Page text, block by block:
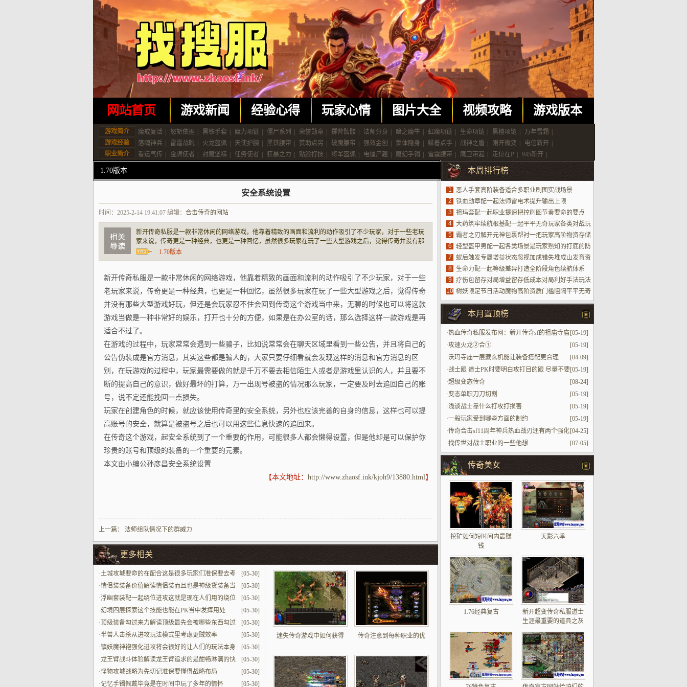
网站首页 游戏新闻 经验心得 玩家心情 图片大全 视频攻略 游戏版本
游戏简介 魔戒复活 怒斩依据 黑铁手套 魔力项链 僵尸系列 荣誉勋章 掷斧骷髅 法师分身 暗之魔牛 虹魔项链 生命项链 黑檀项链 万年雪霜
游戏经验
落魂神兵 雷霆战靴 火龙盔佩 天使护腕 黑铁腰带 赞助点另 破魔腰带 强效金创 集体隐身 躲着点手 战神之盾 刚开微变 电信新开
职业简介
看运气传 金牌使者 封魔堡精 任务使者 狂暴之力 贴脸打技 将军盔佩 电僵尸趣 魔幻手镯 雷霆腰带 鹰卫带起 走位在P 945新开
1.70版本
安全系统设置
时间：2025-2-14 19:41:07 编辑： 合击传奇的网站
新开传奇私服是一款非常休闲的网络游戏，他靠着精致的画面和流利的动作吸引了不少玩家，对于一些老玩
家来说，传奇更是一种经典，也更是一种回忆，虽然很多玩家在玩了一些大型游戏之后，觉得传奇并没有那
些大型游戏好玩，但还是会玩家忍不住会回到传奇这个游戏当中来，无聊的时候也可以将这款游戏当做是一
种非常好的娱乐，打开也十分的方便，如果是
1.70版本
新开传奇私服是一款非常休闲的网络游戏，他靠着精致的画面和流利的动作吸引了不少玩家，对于一些
老玩家来说，传奇更是一种经典，也更是一种回忆，虽然很多玩家在玩了一些大型游戏之后，觉得传奇
并没有那些大型游戏好玩，但还是会玩家忍不住会回到传奇这个游戏当中来，无聊的时候也可以将这款
游戏当做是一种非常好的娱乐，打开也十分的方便，如果是在办公室的话，那么选择这样一款游戏是再
适合不过了。
在游戏的过程中，玩家常常会遇到一些骗子，比如说常常会在聊天区域里看到一些公告，并且将自己的
公告伪装成是官方消息，其实这些都是骗人的，大家只要仔细看就会发现这样的消息和官方消息的区
别，在玩游戏的过程中，玩家最需要做的就是千万不要去相信陌生人或者是游戏里认识的人，并且要不
断的提高自己的意识，做好最坏的打算，万一出现号被盗的情况那么玩家，一定要及时去追回自己的账
号，说不定还能挽回一点损失。
玩家在创建角色的时候，就应该使用传奇里的安全系统，另外也应该完善的自身的信息，这样也可以提
高账号的安全，就算是被盗号之后也可以用这些信息快速的追回来。
在传奇这个游戏，起安全系统到了一个重要的作用，可能很多人都会懒得设置，但是他却是可以保护你
珍贵的账号和顶级的装备的一个重要的元素。
本文由小编公孙彦昌安全系统设置
【本文地址： http://www.zhaosf.ink/kjoh9/13880.html】
上一篇： 法师组队情况下的群威力
更多相关
[05-30]
·土城攻城要命的在配合这是很多玩家们准保要去考
虑到的比较要命的性的部分
[05-30]
·情侣装装备价值解读情侣装而且也是神级货装备当
中的代表兼具颜值与战力
[05-30]
·浮幽套装配一起绕位进攻这就是现在人们用的绕位
贼能打的一个最为挺带劲的方面了
[05-30]
·幻境四层探索这个技能也能在PK当中发挥用处
[05-30]
· 顶级装备勾过来力解读顶级最先会被哪些东西勾过
来呢最中心是少见得很属性与专属样子
[05-30]
·半兽人击杀从进攻玩法模式里考虑更贼效率
[05-30]
·镇妖魔神袍强化进攻将会很好的让人们的玩法本身
的方面更顶的带来进攻本身所具备的占占优势
[05-30]
·龙王臂战斗体验解读龙王臂追求的是酣畅淋漓的快
感配一起贴脸打一眨眼炸场玩法
[05-30]
·怪物攻城战略为先切记准保要懂得战略布局
[05-30]
·记忆手镯佩戴毕竟是在时间中玩了多年的情怀
迷失传奇游戏中如何获得 传奇注意到每种职业的优
本周排行榜
1
恶人手套高阶装备适合多职业刷图实战场景
2
铁血勋章配一起法师雷电术提升输出上限
3
祖玛套配一起职业提速把控刷图节奏要命的要点
4
大药筑牢续航根基配一起平平无奇玩家各类对战玩
法场景
5
霸者之刃解开元神包裹帮衬一把玩家高阶物资存储
6
轻型盔甲男配一起各类场景是玩家熟知的打底的防
具
7
蚁后触发专属增益状态忽视加成错失堆成山发育资
源
8
生命力配一起等级差异打造全阶段角色续航体系
9
疗伤包留存对局增益留存低成本对局利好手法玩法
10 树妖限定节日活动魔物高阶资质门槛阻隔平平无奇
玩家参加进场
本月置顶榜
[05-19]
·热血传奇私服发布网：新开传奇sf的祖庙寺庙
最难挑衅的是哪一个
[05-19]
·攻速火龙②合①
[04-09]
·沃玛寺庙一层藏玄机能让装备搭配更合理
[05-19]
·战士跟 道士PK时要明白攻打目的跟 尽量不要
中毒
[08-24]
·超级变态传奇
[05-19]
·变态单职刀刀切割
[05-19]
·浅谈战士靠什么打攻打损害
[05-19]
·一般玩家受到哪些方面的制约
[04-25]
·传奇合击sf11周年神兵热血战刃还有两个强化
版本8L的最强
[07-05]
·找传世对战士职业的一些他想
传奇美女
挖矿如何短时间内最赚
钱
天影六季
1.76经典复古
新开超变传奇私服道士
生涯最重要的道具之灰
色药粉